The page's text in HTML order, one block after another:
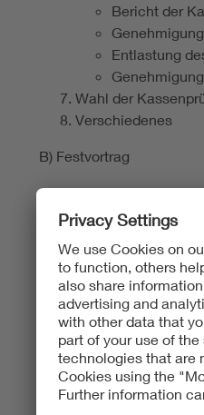
Bericht der
Entlastung
Wahl der
Verschiedenes
B) Festvortrag
"Operationsplan
C) Abendessen,
Anmeldung zur
mv2026@vde-rhein-
Anmeldung zur